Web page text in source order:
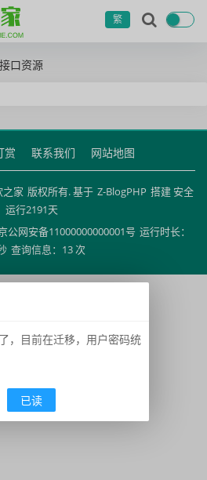
繁
接口资源
赏 联系我们 网站地图
之家 版权所有. 基于 Z-BlogPHP 搭建 安全
运行2191天
公网安备11000000000001号 运行时长：
查询信息：13 次
，目前在迁移，用户密码统
已读